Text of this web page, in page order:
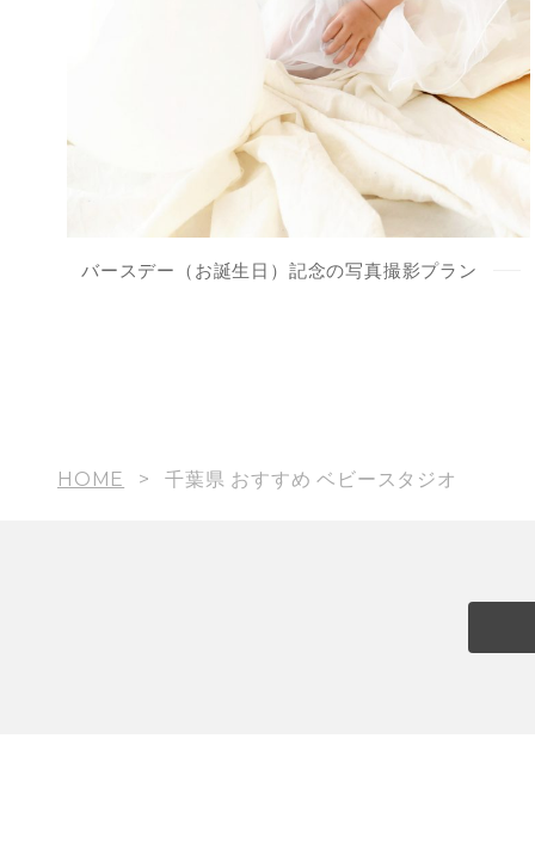
バースデー（お誕生日）記念の写真撮影プラン
HOME 千葉県 おすすめ ベビースタジオ